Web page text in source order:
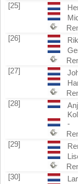
[25]
[26]
[27]
[28]
-
[29]
[30]